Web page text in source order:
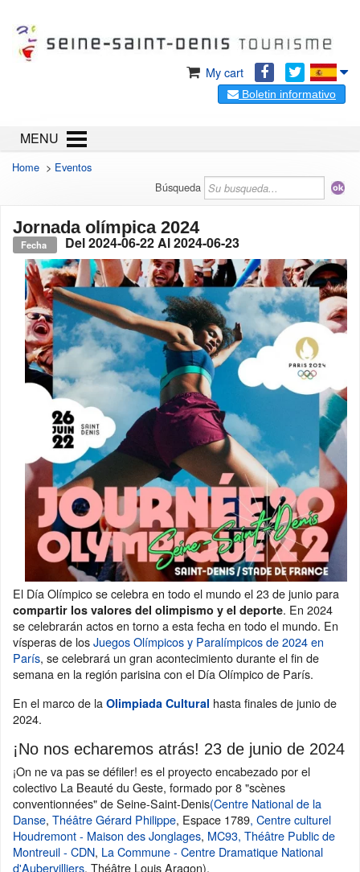
My cart
Boletin informativo
MENU
Home > Eventos
Búsqueda
Jornada olímpica 2024
Fecha Del2024-06-22Al2024-06-23
El Día Olímpico se celebra en todo el mundo el 23 de junio para
compartir los valores del olimpismo y el deporte. En 2024
se celebrarán actos en torno a esta fecha en todo el mundo. En
vísperas de losJuegos Olímpicos y Paralímpicos de 2024 en
París, se celebrará un gran acontecimiento durante el fin de
semana en la región parisina con el Día Olímpico de París.
En el marco de la Olimpiada Cultural hasta finales de junio de
2024.
¡No nos echaremos atrás! 23 de junio de 2024
¡On ne va pas se défiler! es el proyecto encabezado por el
colectivo La Beauté du Geste, formado por 8 "scènes
conventionnées" de Seine-Saint-Denis(Centre National de la
Danse, Théâtre Gérard Philippe, Espace 1789, Centre culturel
Houdremont - Maison des Jonglages, MC93, Théâtre Public de
Montreuil - CDN, La Commune - Centre Dramatique National
d'Aubervilliers, Théâtre Louis Aragon).